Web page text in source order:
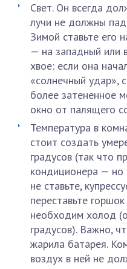
Свет. Он всегда
лучи не должны
Зимой ставьте его
— на западный или
хвое: если она
«солнечный удар»,
более затененное
окно от палящего
Температура в
стоит создать
градусов (так что
кондиционера —
не ставьте,
переставьте
необходим холод
градусов). Важно,
жарила батарея.
воздух в ней не